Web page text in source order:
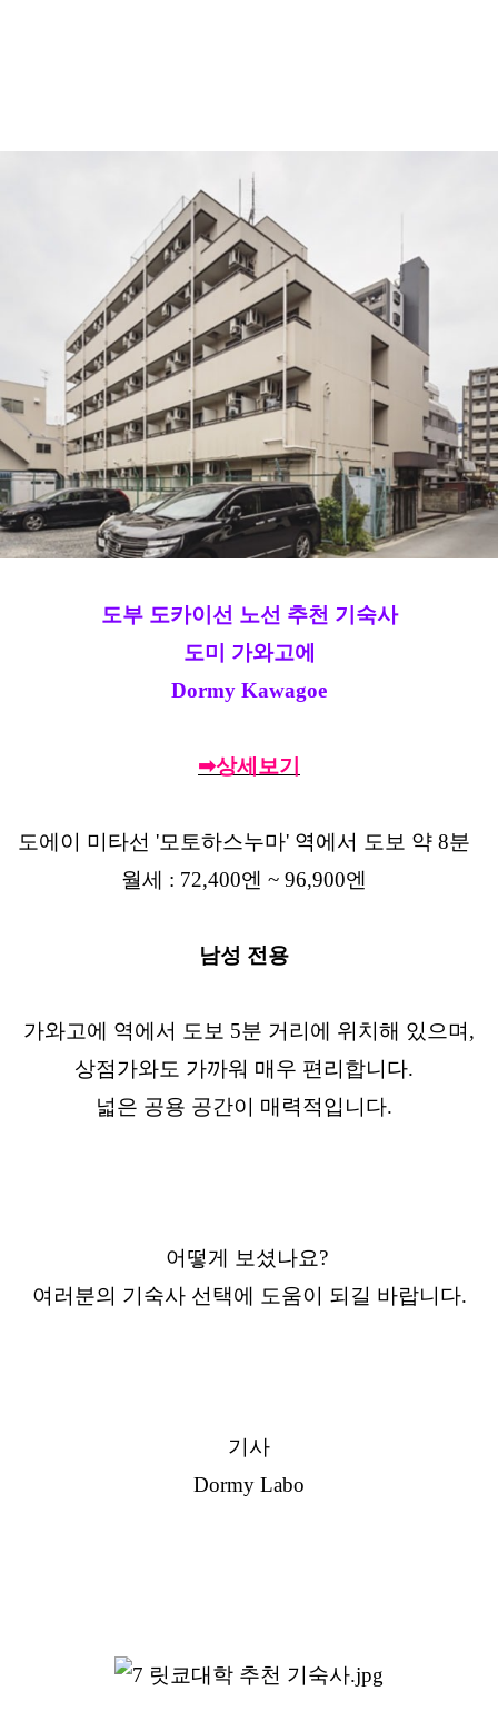
도부 도카이선 노선 추천 기숙사
도미 가와고에
Dormy Kawagoe
➡상세보기
도에이 미타선 '모토하스누마' 역에서 도보 약 8분
월세 : 72,400엔 ~ 96,900엔
남성 전용
가와고에 역에서 도보 5분 거리에 위치해 있으며,
상점가와도 가까워 매우 편리합니다.
넓은 공용 공간이 매력적입니다.
어떻게 보셨나요?
여러분의 기숙사 선택에 도움이 되길 바랍니다.
기사
Dormy Labo